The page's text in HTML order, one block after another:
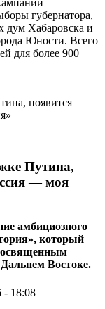
губернатора,
дум Хабаровска и
Юности. Всего
для более 900
Путина,
— моя
амбициозного
который
Востоке.
- 18:08